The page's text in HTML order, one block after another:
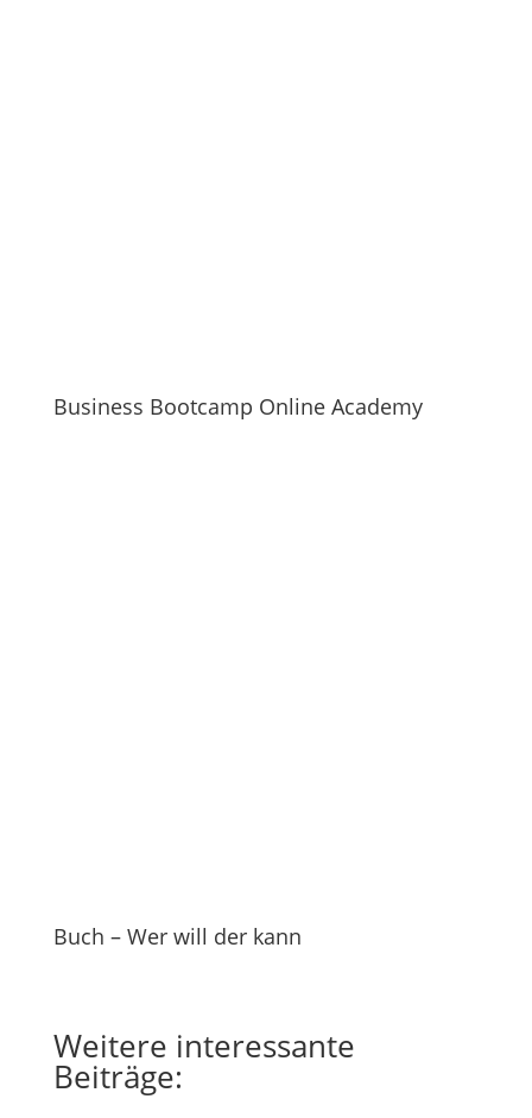
Business Bootcamp Online Academy
Buch – Wer will der kann
Weitere interessante
Beiträge: